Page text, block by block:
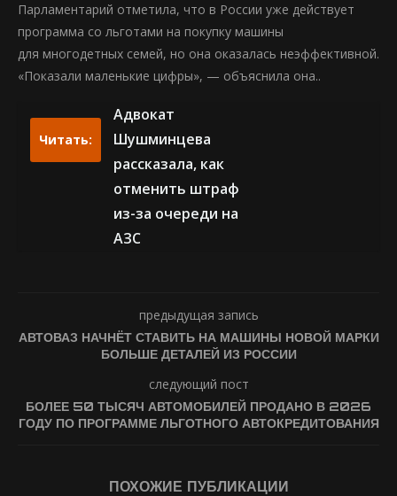
Парламентарий отметила, что в России уже действует
программа со льготами на покупку машины
для многодетных семей, но она оказалась неэффективной.
«Показали маленькие цифры», — объяснила она..
Читать:
Адвокат
Шушминцева
рассказала, как
отменить штраф
из-за очереди на
АЗС
предыдущая запись
АВТОВАЗ НАЧНЁТ СТАВИТЬ НА МАШИНЫ НОВОЙ МАРКИ
БОЛЬШЕ ДЕТАЛЕЙ ИЗ РОССИИ
следующий пост
БОЛЕЕ 50 ТЫСЯЧ АВТОМОБИЛЕЙ ПРОДАНО В 2026
ГОДУ ПО ПРОГРАММЕ ЛЬГОТНОГО АВТОКРЕДИТОВАНИЯ
ПОХОЖИЕ ПУБЛИКАЦИИ